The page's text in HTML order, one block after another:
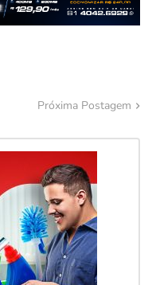
Próxima Postagem